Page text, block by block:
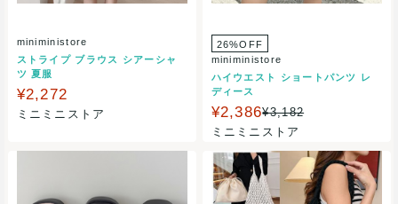
miniministore
ストライプ ブラウス シアーシャ
ツ 夏服
¥2,272
ミニミニストア
26%OFF
miniministore
ハイウエスト ショートパンツ レ
ディース
¥2,386¥3,182
ミニミニストア